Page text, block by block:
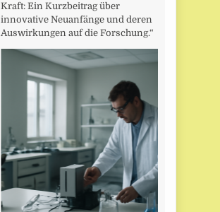
Kraft: Ein Kurzbeitrag über
innovative Neuanfänge und deren
Auswirkungen auf die Forschung.“